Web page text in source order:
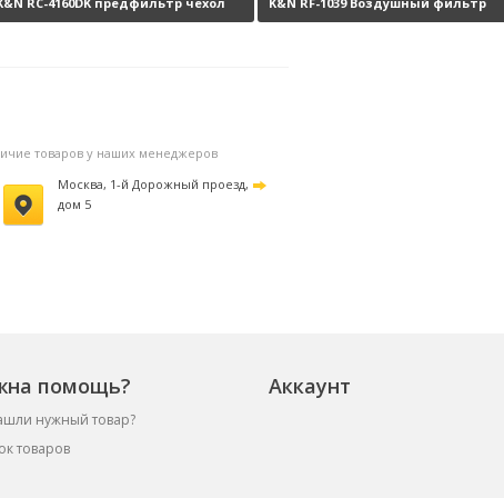
товаров у наших менеджеров
Москва, 1-й Дорожный проезд,
дом 5
помощь? Аккаунт
нужный товар?
товаров